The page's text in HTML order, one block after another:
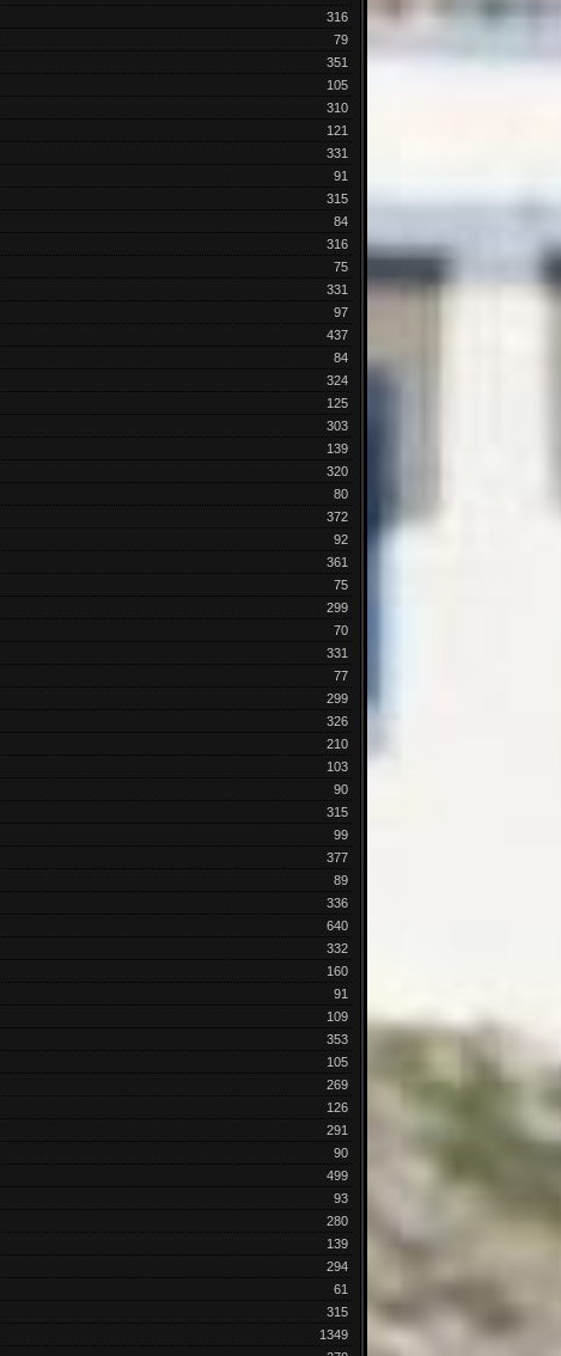
316
79
351
105
310
121
331
91
315
84
316
75
331
97
437
84
324
125
303
139
320
80
372
92
361
75
299
70
331
77
299
326
210
103
90
315
99
377
89
336
640
332
160
91
109
353
105
269
126
291
90
499
93
280
139
294
61
315
1349